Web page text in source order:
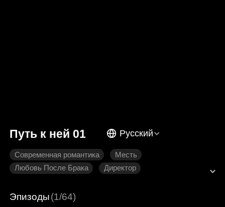
Путь к ней 01 Русский
Современная романтика
Месть
Любовь После Брака
Директор
Эпизоды(1/64)